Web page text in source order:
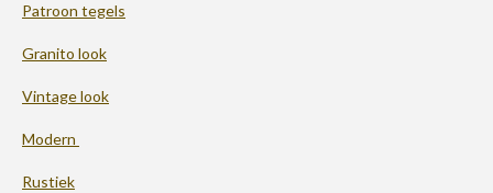
Patroon tegels
Granito look
Vintage look
Modern
Rustiek